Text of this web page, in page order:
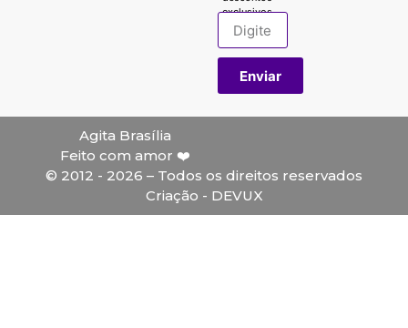
exclusivos.
Enviar
Agita Brasília
Feito com amor ❤️
© 2012 - 2026 – Todos os direitos reservados
Criação - DEVUX